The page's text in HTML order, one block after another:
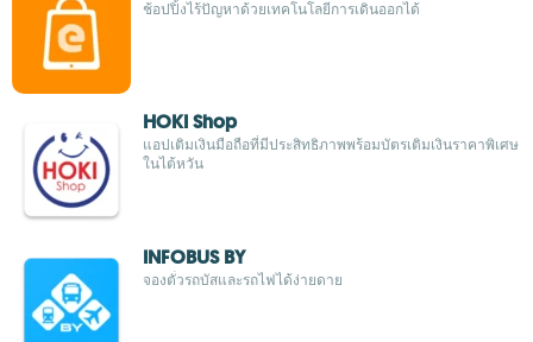
ช้อปปิ้งไร้ปัญหาด้วยเทคโนโลยีการเดินออกได้
HOKI Shop
แอปเติมเงินมือถือที่มีประสิทธิภาพพร้อมบัตรเติมเงินราคาพิเศษ
ในไต้หวัน
INFOBUS BY
จองตั๋วรถบัสและรถไฟได้ง่ายดาย